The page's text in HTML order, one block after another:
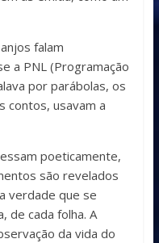
falam
a PNL (Programação
por parábolas, os
contos, usavam a
poeticamente,
são revelados
verdade que se
de cada folha. A
da vida do